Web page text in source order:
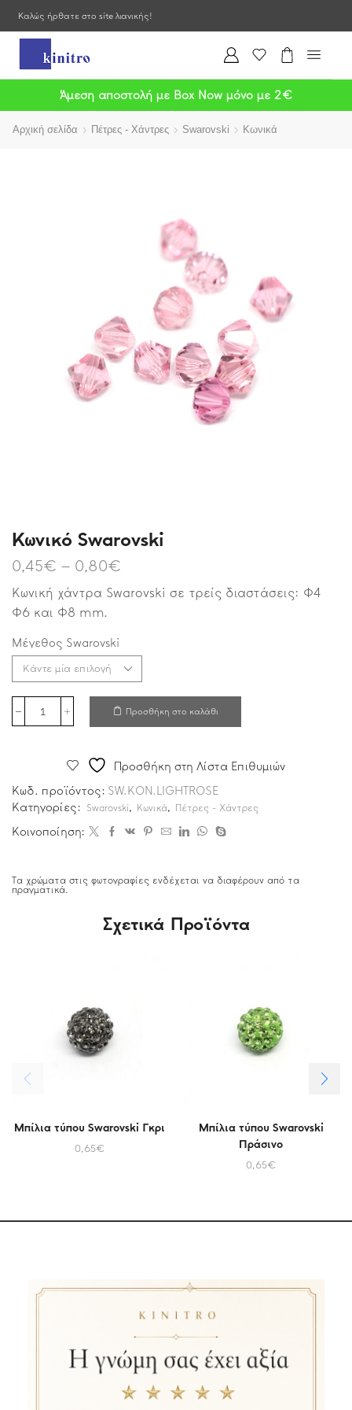
Καλώς ήρθατε στο site λιανικής!
Άμεση αποστολή με Box Now μόνο με 2€
Αρχική σελίδα Πέτρες - Χάντρες Swarovski Κωνικά
Κωνικό Swarovski
0,45€ – 0,80€
Κωνική χάντρα Swarovski σε τρείς διαστάσεις: Φ4
Φ6 και Φ8 mm.
Μέγεθος Swarovski
Προσθήκη στο καλάθι
Προσθήκη στη Λίστα Επιθυμιών
Κωδ. προϊόντος: SW.KON.LIGHTROSE
Κατηγορίες:
Swarovski, Κωνικά, Πέτρες - Χάντρες
Κοινοποίηση:
Τα χρώματα στις φωτογραφίες ενδέχεται να διαφέρουν από τα
πραγματικά.
Σχετικά Προϊόντα
Μπίλια τύπου Swarovski Γκρι
0,65€
Μπίλια τύπου Swarovski
Πράσινο
0,65€